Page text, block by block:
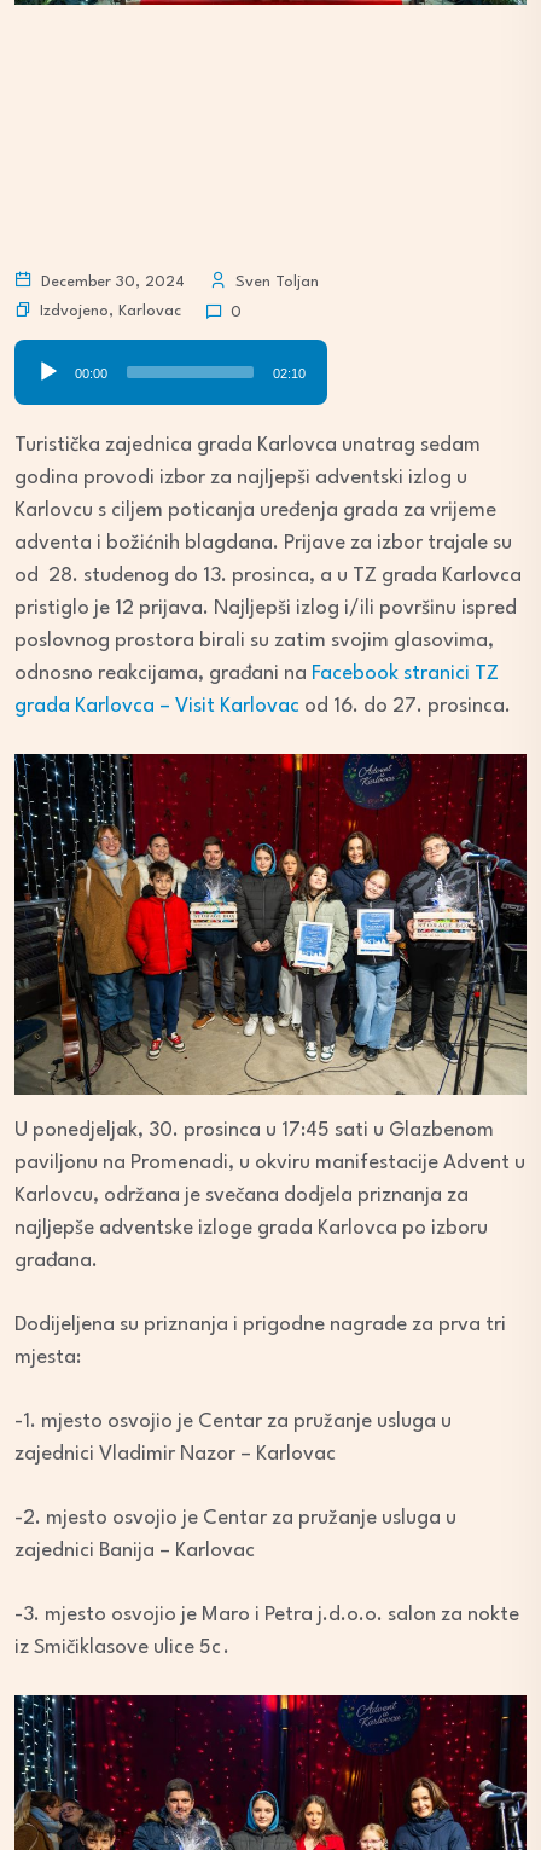
December 30, 2024
Sven Toljan
Izdvojeno, Karlovac 0
Audio
Player
00:00 02:10
Turistička zajednica grada Karlovca unatrag sedam
godina provodi izbor za najljepši adventski izlog u
Karlovcu s ciljem poticanja uređenja grada za vrijeme
adventa i božićnih blagdana. Prijave za izbor trajale su
od 28. studenog do 13. prosinca, a u TZ grada Karlovca
pristiglo je 12 prijava. Najljepši izlog i/ili površinu ispred
poslovnog prostora birali su zatim svojim glasovima,
odnosno reakcijama, građani na Facebook stranici TZ
grada Karlovca – Visit Karlovac od 16. do 27. prosinca.
U ponedjeljak, 30. prosinca u 17:45 sati u Glazbenom
paviljonu na Promenadi, u okviru manifestacije Advent u
Karlovcu, održana je svečana dodjela priznanja za
najljepše adventske izloge grada Karlovca po izboru
građana.
Dodijeljena su priznanja i prigodne nagrade za prva tri
mjesta:
-1. mjesto osvojio je Centar za pružanje usluga u
zajednici Vladimir Nazor – Karlovac
-2. mjesto osvojio je Centar za pružanje usluga u
zajednici Banija – Karlovac
-3. mjesto osvojio je Maro i Petra j.d.o.o. salon za nokte
iz Smičiklasove ulice 5c .